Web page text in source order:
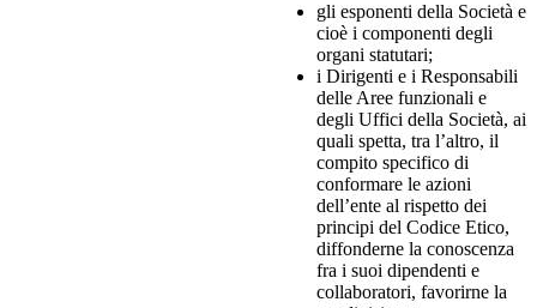
gli esponenti della Società e
cioè i componenti degli
organi statutari;
i Dirigenti e i Responsabili
delle Aree funzionali e
degli Uffici della Società, ai
quali spetta, tra l’altro, il
compito specifico di
conformare le azioni
dell’ente al rispetto dei
principi del Codice Etico,
diffonderne la conoscenza
fra i suoi dipendenti e
collaboratori, favorirne la